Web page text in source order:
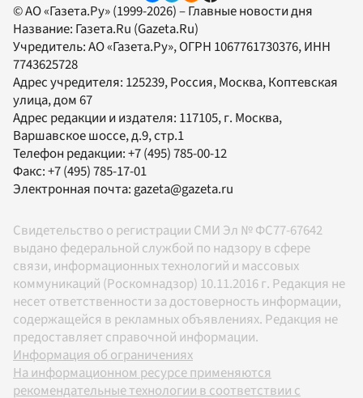
© АО «Газета.Ру» (1999-2026) – Главные новости дня
Название: Газета.Ru (Gazeta.Ru)
Учредитель:АО «Газета.Ру», ОГРН 1067761730376, ИНН
7743625728
Адрес учредителя: 125239, Россия, Москва, Коптевская
улица, дом 67
Адрес редакции и издателя: 117105, г. Москва,
Варшавское шоссе, д.9, стр.1
Телефон редакции:+7 (495) 785-00-12
Факс:+7 (495) 785-17-01
Электронная почта:gazeta@gazeta.ru
Свидетельство о регистрации СМИ Эл № ФС77-67642
выдано федеральной службой по надзору в сфере
связи, информационных технологий и массовых
коммуникаций (Роскомнадзор) 10.11.2016 г. Редакция не
несет ответственности за достоверность информации,
содержащейся в рекламных объявлениях. Редакция не
предоставляет справочной информации.
Информация об ограничениях
На информационном ресурсе применяются
рекомендательные технологии в соответствии с